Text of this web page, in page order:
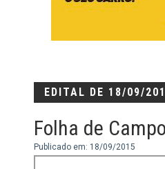
EDITAL DE 18/09/
Folha de
Publicado em: 18/09/2015